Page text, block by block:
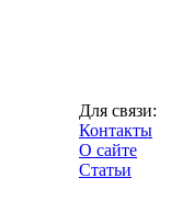
Для связи:
Контакты
О сайте
Статьи